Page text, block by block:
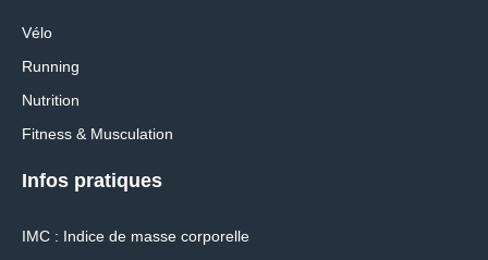
Vélo
Running
Nutrition
Fitness & Musculation
Infos pratiques
IMC : Indice de masse corporelle